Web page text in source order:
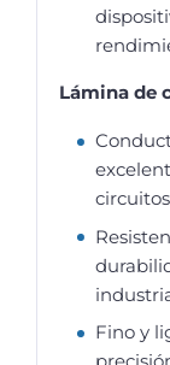
Lámina de
Fino y